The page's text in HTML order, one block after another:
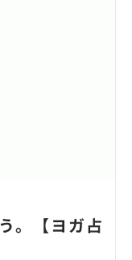
。【ヨガ占